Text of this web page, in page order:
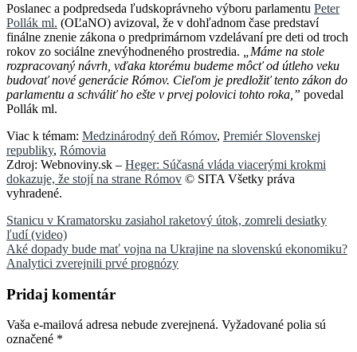
Poslanec a podpredseda ľudskoprávneho výboru parlamentu Peter
Pollák ml. (OĽaNO) avizoval, že v dohľadnom čase predstaví
finálne znenie zákona o predprimárnom vzdelávaní pre deti od troch
rokov zo sociálne znevýhodneného prostredia.
„Máme na stole
rozpracovaný návrh, vďaka ktorému budeme môcť od útleho veku
budovať nové generácie Rómov. Cieľom je predložiť tento zákon do
parlamentu a schváliť ho ešte v prvej polovici tohto roka,” povedal
Pollák ml.
Viac k témam: Medzinárodný deň Rómov, Premiér Slovenskej
republiky, Rómovia
Zdroj: Webnoviny.sk – Heger: Súčasná vláda viacerými krokmi
dokazuje, že stojí na strane Rómov © SITA Všetky práva
vyhradené.
Navigácia
v
článku
Stanicu v Kramatorsku zasiahol raketový útok, zomreli desiatky
ľudí (video)
Aké dopady bude mať vojna na Ukrajine na slovenskú ekonomiku?
Analytici zverejnili prvé prognózy
Pridaj komentár
Vaša e-mailová adresa nebude zverejnená. Vyžadované polia sú
označené *